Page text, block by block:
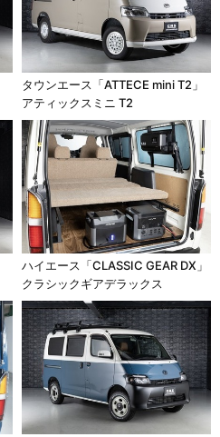
タウンエース「ATTECE mini T2」
アティックスミニ T2
ハイエース「CLASSIC GEAR DX」
クラシックギアデラックス